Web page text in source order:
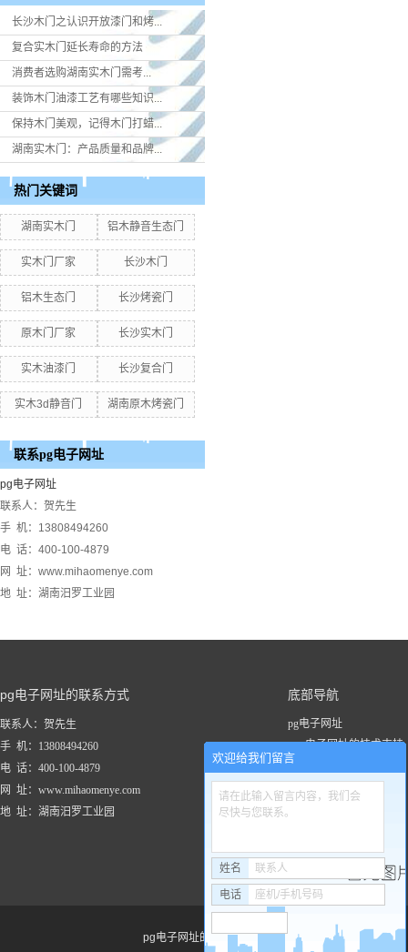
长沙木门之认识开放漆门和烤...
复合实木门延长寿命的方法
消费者选购湖南实木门​需考...
装饰木门油漆工艺有哪些知识...
保持木门美观，记得木门打蜡...
湖南实木门：产品质量和品牌...
热门关键词
湖南实木门 铝木静音生态门
实木门厂家 长沙木门
铝木生态门 长沙烤瓷门
原木门厂家 长沙实木门
实木油漆门 长沙复合门
实木3d静音门 湖南原木烤瓷门
联系pg电子网址
pg电子网址
联系人：贺先生
手 机：13808494260
电 话：400-100-4879
网 址：www.mihaomenye.com
地 址：湖南汨罗工业园
pg电子网址的联系方式
联系人：贺先生
手 机：13808494260
电 话：400-100-4879
网 址：www.mihaomenye.com
地 址：湖南汨罗工业园
底部导航
pg电子网址
pg电子网址的技术支持
关于pg电子网址
工程案例
pg电子网址的友情链接：
欢迎给我们留言
请在此输入留言内容，我们会
尽快与您联系。
姓名 联系人
电话 座机/手机号码